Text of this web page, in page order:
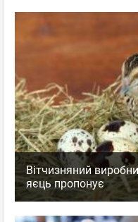
Вітчизняний
яєць пропонує